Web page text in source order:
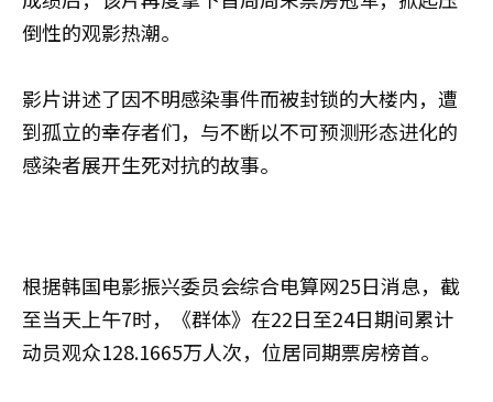
倒性的观影热潮。
影片讲述了因不明感染事件而被封锁的大楼内，遭
到孤立的幸存者们，与不断以不可预测形态进化的
感染者展开生死对抗的故事。
根据韩国电影振兴委员会综合电算网25日消息，截
至当天上午7时，《群体》在22日至24日期间累计
动员观众128.1665万人次，位居同期票房榜首。